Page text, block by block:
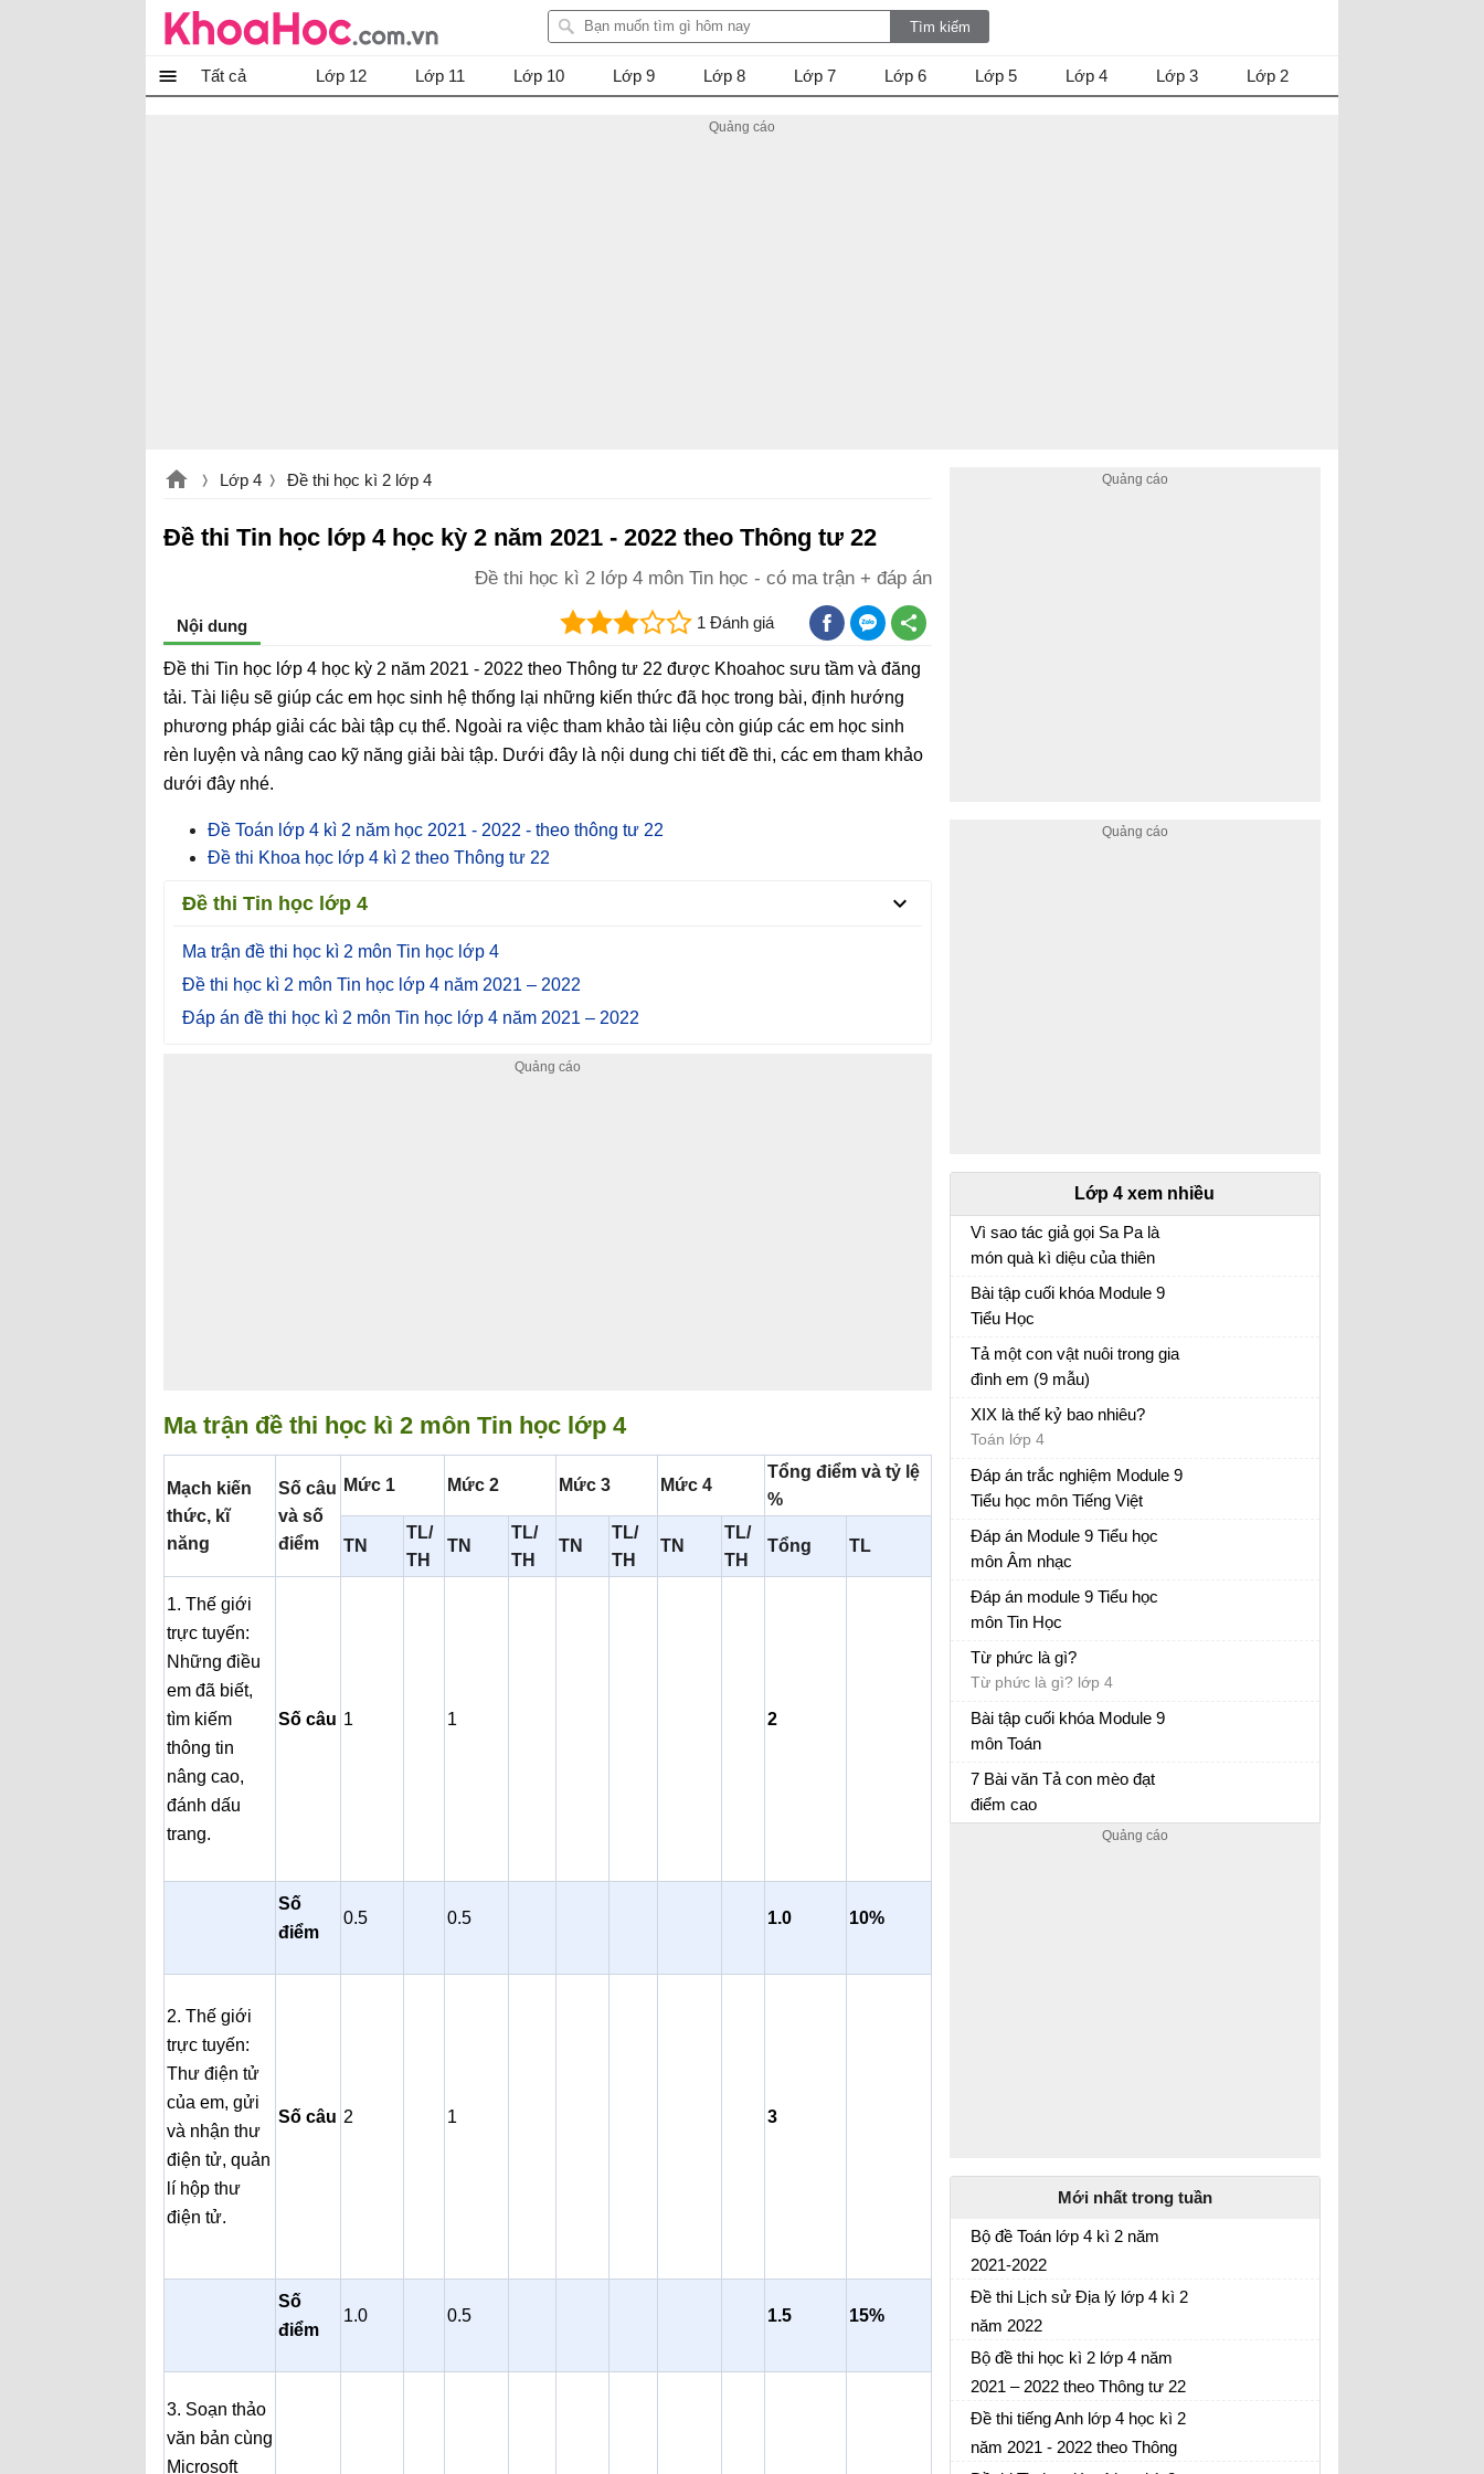
Tất cả Lớp 12 Lớp 11 Lớp 10 Lớp 9 Lớp 8 Lớp 7 Lớp 6 Lớp 5 Lớp 4 Lớp 3 Lớp 2
Lớp 4 Đề thi học kì 2 lớp 4
Đề thi Tin học lớp 4 học kỳ 2 năm 2021 - 2022 theo Thông tư 22
Đề thi học kì 2 lớp 4 môn Tin học - có ma trận + đáp án
Nội dung 1 Đánh giá
Đề thi Tin học lớp 4 học kỳ 2 năm 2021 - 2022 theo Thông tư 22 được Khoahoc sưu tầm và đăng
tải. Tài liệu sẽ giúp các em học sinh hệ thống lại những kiến thức đã học trong bài, định hướng
phương pháp giải các bài tập cụ thể. Ngoài ra việc tham khảo tài liệu còn giúp các em học sinh
rèn luyện và nâng cao kỹ năng giải bài tập. Dưới đây là nội dung chi tiết đề thi, các em tham khảo
dưới đây nhé.
Đề Toán lớp 4 kì 2 năm học 2021 - 2022 - theo thông tư 22
Đề thi Khoa học lớp 4 kì 2 theo Thông tư 22
Đề thi Tin học lớp 4
Ma trận đề thi học kì 2 môn Tin học lớp 4
Đề thi học kì 2 môn Tin học lớp 4 năm 2021 – 2022
Đáp án đề thi học kì 2 môn Tin học lớp 4 năm 2021 – 2022
Ma trận đề thi học kì 2 môn Tin học lớp 4
Mạch kiến
thức, kĩ
năng
Số câu
và số
điểm
Mức 1 Mức 2 Mức 3 Mức 4
Tổng điểm và tỷ lệ
%
TN
TL/
TH
TN
TL/
TH
TN
TL/
TH
TN
TL/
TH
Tổng TL
1. Thế giới
trực tuyến:
Những điều
em đã biết,
tìm kiếm
thông tin
nâng cao,
đánh dấu
trang.
Số câu 1 1 2
Số
điểm
0.5 0.5 1.0 10%
2. Thế giới
trực tuyến:
Thư điện tử
của em, gửi
và nhận thư
điện tử, quản
lí hộp thư
điện tử.
Số câu 2 1 3
Số
điểm
1.0 0.5 1.5 15%
3. Soạn thảo
văn bản cùng
Microsoft
Lớp 4 xem nhiều
Vì sao tác giả gọi Sa Pa là
món quà kì diệu của thiên
nhiên?
Ôn tập tiếng Việt lớp 4
Bài tập cuối khóa Module 9
Tiểu Học
Bài tập cuối khóa Module 9 Tiểu Học đầy đủ
Tả một con vật nuôi trong gia
đình em (9 mẫu)
Tả con vật lớp 4
XIX là thế kỷ bao nhiêu?
Toán lớp 4
Đáp án trắc nghiệm Module 9
Tiểu học môn Tiếng Việt
Đáp án trắc nghiệm Module 9 Tiểu học
Đáp án Module 9 Tiểu học
môn Âm nhạc
Đáp án trắc nghiệm Module 9 Tiểu học
Đáp án module 9 Tiểu học
môn Tin Học
Từ phức là gì?
Từ phức là gì? lớp 4
Bài tập cuối khóa Module 9
môn Toán
Bài tập cuối khóa Module 9 Tiểu Học
7 Bài văn Tả con mèo đạt
điểm cao
Bài văn mẫu tả con mèo lớp 4
Mới nhất trong tuần
Bộ đề Toán lớp 4 kì 2 năm
2021-2022
Đề thi cuối học kì 2 lớp 4
Đề thi Lịch sử Địa lý lớp 4 kì 2
năm 2022
Đề thi lớp 4 cuối kì 2 môn Sử - Địa Có đáp án
Bộ đề thi học kì 2 lớp 4 năm
2021 – 2022 theo Thông tư 22
Đề thi cuối học kì 2 lớp 4
Đề thi tiếng Anh lớp 4 học kì 2
năm 2021 - 2022 theo Thông
Đề thi tiếng Anh lớp 4 kì 2 - có ma trận + đáp án